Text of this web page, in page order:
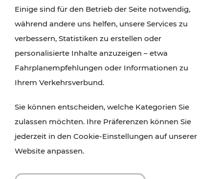
Einige sind für den Betrieb der Seite notwendig,
während andere uns helfen, unsere Services zu
verbessern, Statistiken zu erstellen oder
personalisierte Inhalte anzuzeigen – etwa
Fahrplanempfehlungen oder Informationen zu
Ihrem Verkehrsverbund.
Sie können entscheiden, welche Kategorien Sie
zulassen möchten. Ihre Präferenzen können Sie
jederzeit in den Cookie-Einstellungen auf unserer
Website anpassen.